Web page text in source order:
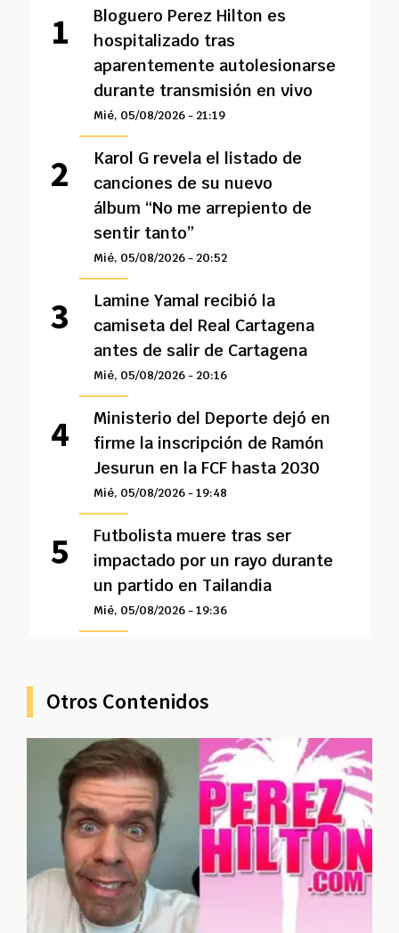
Bloguero Perez Hilton es
hospitalizado tras
aparentemente autolesionarse
durante transmisión en vivo
Mié, 05/08/2026 - 21:19
Karol G revela el listado de
canciones de su nuevo
álbum “No me arrepiento de
sentir tanto”
Mié, 05/08/2026 - 20:52
Lamine Yamal recibió la
camiseta del Real Cartagena
antes de salir de Cartagena
Mié, 05/08/2026 - 20:16
Ministerio del Deporte dejó en
firme la inscripción de Ramón
Jesurun en la FCF hasta 2030
Mié, 05/08/2026 - 19:48
Futbolista muere tras ser
impactado por un rayo durante
un partido en Tailandia
Mié, 05/08/2026 - 19:36
Otros Contenidos